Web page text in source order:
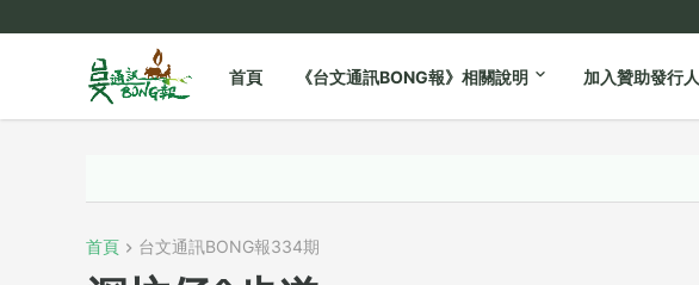
首頁 《台文通訊BONG報》相關說明 加入贊助發行人
首頁 台文通訊BONG報334期